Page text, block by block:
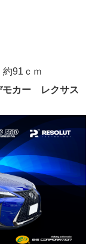
91ｃｍ
モカー レクサス